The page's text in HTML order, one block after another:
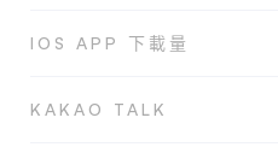
IOS APP 下載量
KAKAO TALK